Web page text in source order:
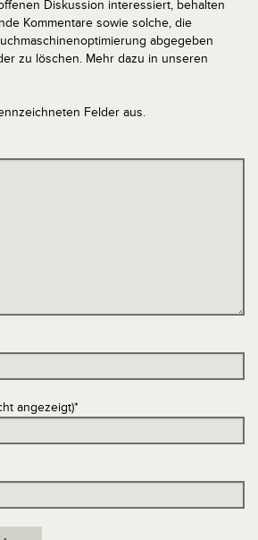
Diskussion interessiert, behalten
Kommentare sowie solche, die
abgegeben
zu löschen. Mehr dazu in unseren
Felder aus.
angezeigt)*